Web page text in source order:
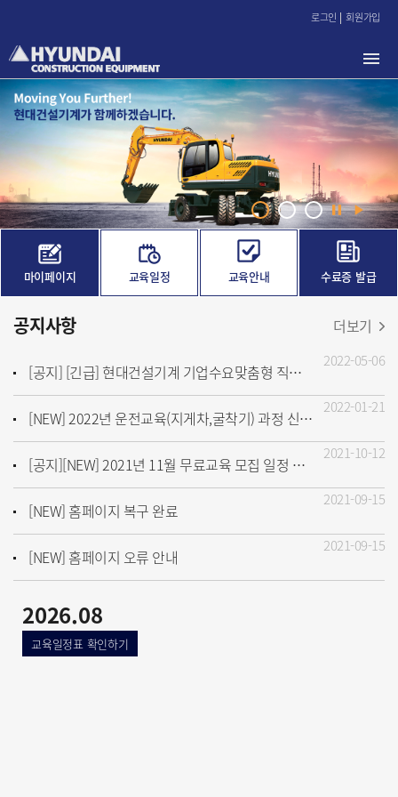
로
가
기
로그인 회원가입
마이페이지 교육일정 교육안내 수료증 발급
공지사항 더보기
[공지] [긴급] 현대건설기계 기업수요맞춤형 직무분석 및 훈련과정 개발 용역 입찰 안내
2022-05-06
[NEW] 2022년 운전교육(지게차,굴착기) 과정 신청 안내
2022-01-21
[공지][NEW] 2021년 11월 무료교육 모집 일정 안내♥
2021-10-12
[NEW] 홈페이지 복구 완료
2021-09-15
[NEW] 홈페이지 오류 안내
2021-09-15
2026.08
교육일정표 확인하기